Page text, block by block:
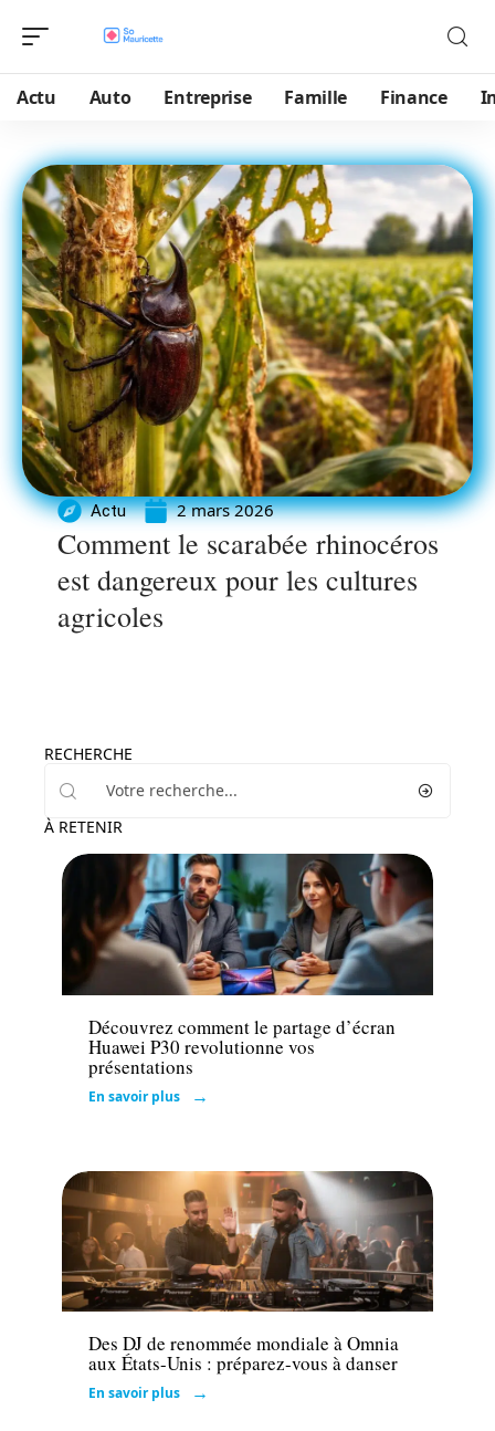
Actu Auto Entreprise Famille Finance
Actu 2 mars 2026
Comment le scarabée rhinocéros
est dangereux pour les cultures
agricoles
RECHERCHE
À RETENIR
Tech
Découvrez comment le partage d’écran
Huawei P30 revolutionne vos
présentations
En savoir plus
Loisirs
Des DJ de renommée mondiale à Omnia
aux États-Unis : préparez-vous à danser
En savoir plus